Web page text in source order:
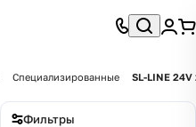
Специализированные SL-LINE
Фильтры